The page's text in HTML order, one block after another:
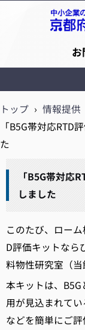
京都府中小企業技
お
トップ › 情報提供
「B5G帯対応RTD
た
「B5G帯対応
しました
このたび、ロー
D評価キットなら
料物性研究室（当
本キットは、
用が見込まれて
などを簡単にご